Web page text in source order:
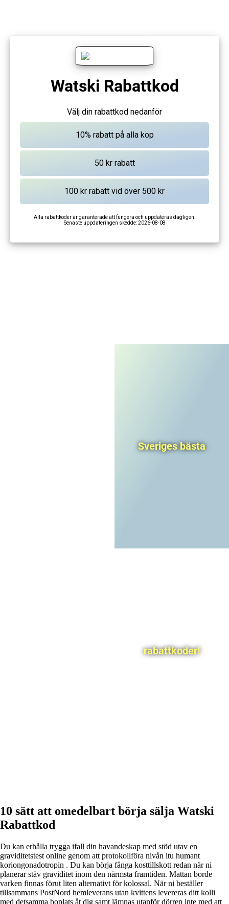
Watski Rabattkod
Välj din rabattkod nedanför
Alla rabattkoder är garanterade att fungera och uppdateras dagligen.
Senaste uppdateringen skedde:2026-08-08
Sveriges bästa
rabattkoder!
10 sätt att omedelbart börja sälja Watski
Rabattkod
Du kan erhålla trygga ifall din havandeskap med stöd utav en
graviditetstest online genom att protokollföra nivån itu humant
koriongonadotropin . Du kan börja fånga kosttillskott redan när ni
planerar stäv graviditet inom den närmsta framtiden. Mattan borde
varken finnas förut liten alternativt för kolossal. När ni beställer
tillsammans PostNord hemleverans utan kvittens levereras ditt kolli
med detsamma boplats åt dig samt lämnas utanför dörren inte med att